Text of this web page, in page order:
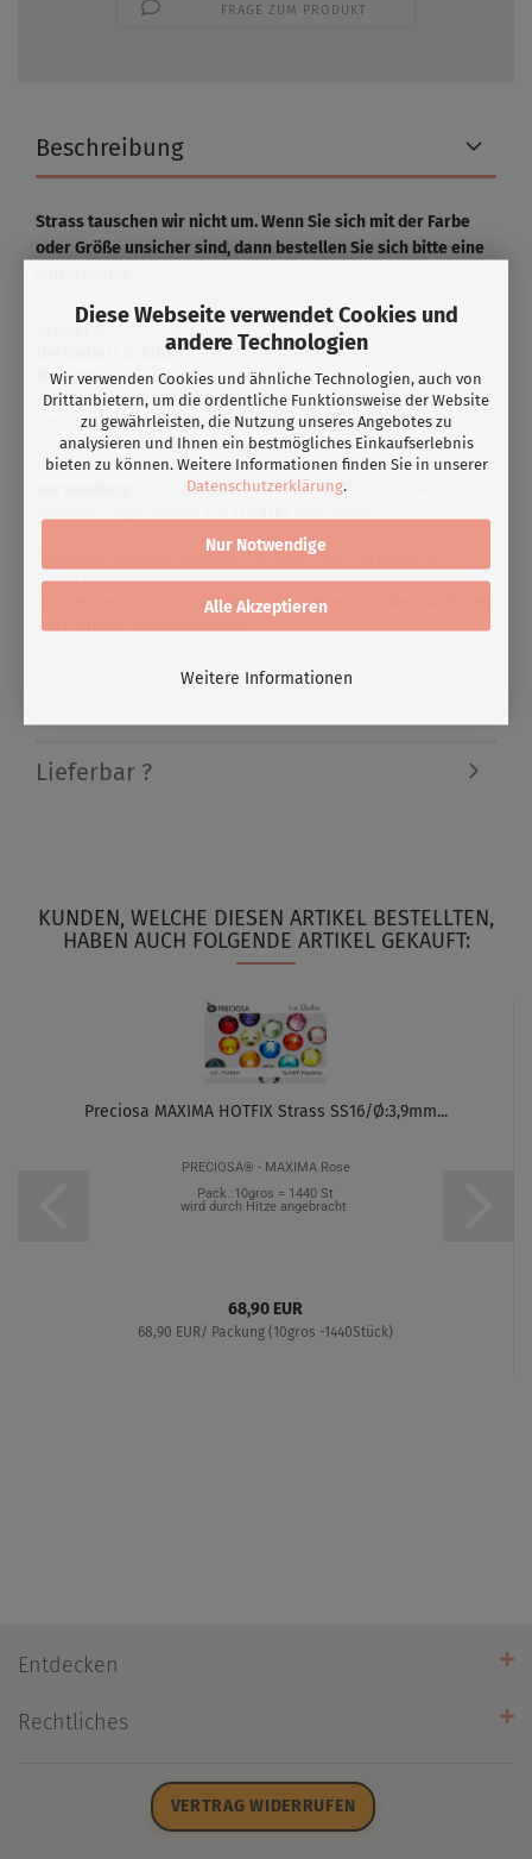
Diese Webseite verwendet Cookies und
andere Technologien
Wir verwenden Cookies und ähnliche Technologien, auch von
Drittanbietern, um die ordentliche Funktionsweise der Website
zu gewährleisten, die Nutzung unseres Angebotes zu
analysieren und Ihnen ein bestmögliches Einkaufserlebnis
bieten zu können. Weitere Informationen finden Sie in unserer
Datenschutzerklärung.
Alle Akzeptieren
Nur Notwendige
Weitere Informationen
FRAGE ZUM PRODUKT
Beschreibung
Strass tauschen wir nicht um. Wenn Sie sich mit der Farbe
oder Größe unsicher sind, dann bestellen Sie sich bitte eine
: SS20/ ca.4,7mm
Hersteller/ Schliff:Preciosa / Maxima
Merkmal:Die Steine besitzen schon eine Klebefläche und
werden durch Hitze angebracht .
Preciosa Maxima Strass überzeugt durch seine Brillanz und
Qualität. Unserer Meinung nach die beste Qualität.
Tanzkostüme, Kostüme für Roll- & Eiskunstlauf,
Farbabweichungen können u.a. auch vom verwendeten
Bildschirm
und dessen Einstellung abhängen. Gerne schicken wir Ihnen
auch unsere Musterkarte zu.
Lieferbar ?
KUNDEN, WELCHE DIESEN ARTIKEL BESTELLTEN,
HABEN AUCH FOLGENDE ARTIKEL GEKAUFT:
Preciosa MAXIMA HOTFIX Strass SS16/Ø:3,9mm...
PRECIOSA® - MAXIMA Rose
Pack.:10gros = 1440 St
wird durch Hitze angebracht
68,90 EUR
68,90 EUR/ Packung (10gros -1440Stück)
Entdecken
Öffnungszeiten
Rechtliches
VERTRAG WIDERRUFEN